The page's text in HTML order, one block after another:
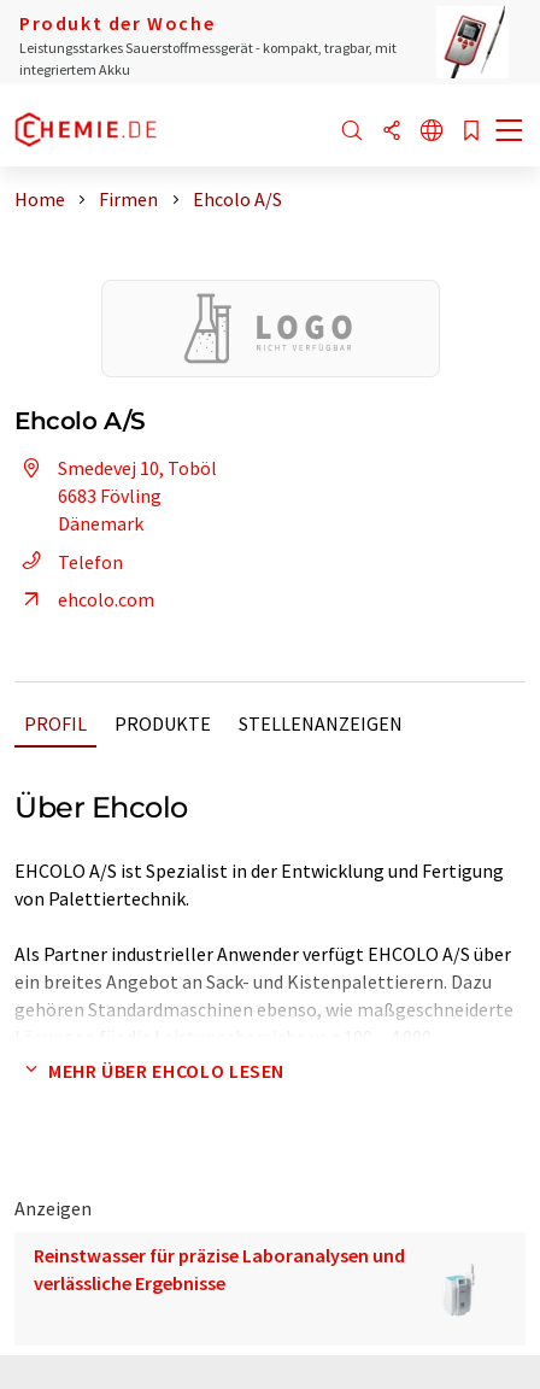
Produkt der Woche
Leistungsstarkes Sauerstoffmessgerät - kompakt, tragbar, mit
integriertem Akku
Home Firmen Ehcolo A/S
Ehcolo A/S
Smedevej 10, Toböl
6683 Fövling
Dänemark
Telefon
ehcolo.com
PROFIL PRODUKTE STELLENANZEIGEN
Über Ehcolo
EHCOLO A/S ist Spezialist in der Entwicklung und Fertigung
von Palettiertechnik.
Als Partner industrieller Anwender verfügt EHCOLO A/S über
ein breites Angebot an Sack- und Kistenpalettierern. Dazu
gehören Standardmaschinen ebenso, wie maßgeschneiderte
Einheiten/Std.
Ausführungen runden unser Palettiererangebot ab.
Fördertechnik für Paletten sowie Beladesysteme für lose
Beladung und Entladung von Schiffscontainern sowie
MEHR ÜBER EHCOLO LESEN
Anzeigen
Reinstwasser für präzise Laboranalysen und
verlässliche Ergebnisse